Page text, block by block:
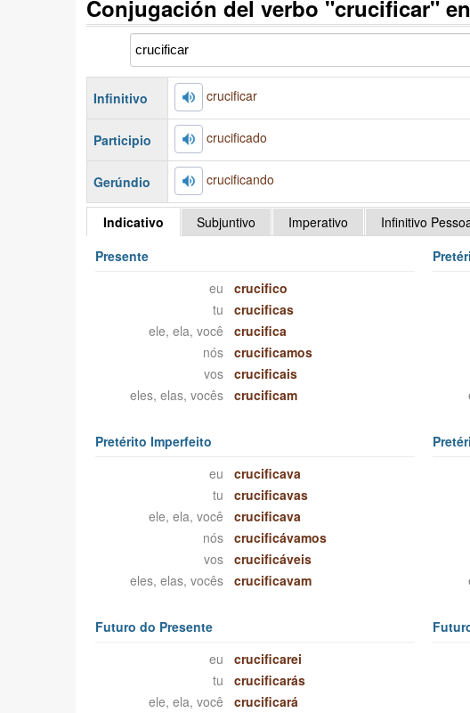
Conjugación del verbo "crucificar"
Infinitivo crucificar
Participio crucificado
Gerúndio crucificando
Indicativo Subjuntivo Imperativo
Infinitivo
Presente
eu
crucifico
tu
crucificas
ele, ela, você
crucifica
nós
crucificamos
vos
crucificais
eles, elas, vocês
crucificam
Pretérito Imperfeito
eu
crucificava
tu
crucificavas
ele, ela, você
crucificava
nós
crucificávamos
vos
crucificáveis
eles, elas, vocês
crucificavam
Futuro do Presente
eu
crucificarei
tu
crucificarás
ele, ela, você
crucificará